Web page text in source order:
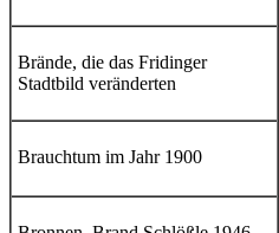
Brände, die das Fridinger
Stadtbild veränderten
Brauchtum im Jahr 1900